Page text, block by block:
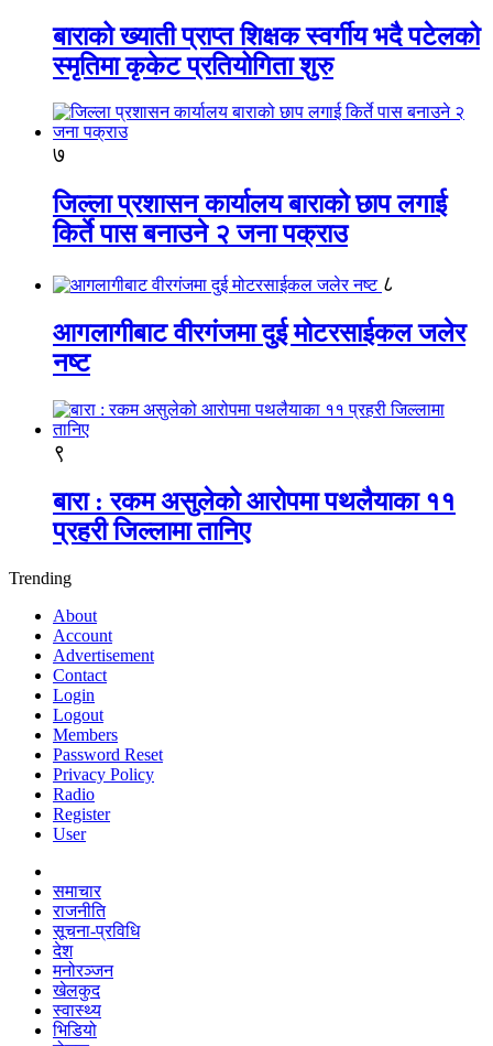
बाराको ख्याती प्राप्त शिक्षक स्वर्गीय भदै पटेलको
स्मृतिमा कृकेट प्रतियोगिता शुरु
७
जिल्ला प्रशासन कार्यालय बाराको छाप लगाई
किर्ते पास बनाउने २ जना पक्राउ
८
आगलागीबाट वीरगंजमा दुई मोटरसाईकल जलेर
नष्ट
९
बारा : रकम असुलेको आरोपमा पथलैयाका ११
प्रहरी जिल्लामा तानिए
Trending
About
Account
Advertisement
Contact
Login
Logout
Members
Password Reset
Privacy Policy
Radio
Register
User
समाचार
राजनीति
सूचना-प्रविधि
देश
मनोरञ्जन
खेलकुद
स्वास्थ्य
भिडियो